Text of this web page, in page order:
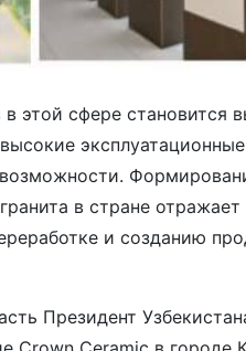
этой сфере становится
эксплуатационные
в стране отражает
и созданию
Президент